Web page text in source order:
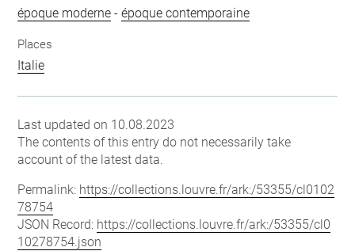
époque moderne -époque contemporaine
Places
Italie
Last updated on 10.08.2023
The contents of this entry do not necessarily take
account of the latest data.
Permalink: https://collections.louvre.fr/ark:/53355/cl0102
78754
JSON Record: https://collections.louvre.fr/ark:/53355/cl0
10278754.json